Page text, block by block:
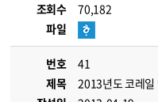
조회수
70,182
파일
번호
41
제목
2013년도 코레일